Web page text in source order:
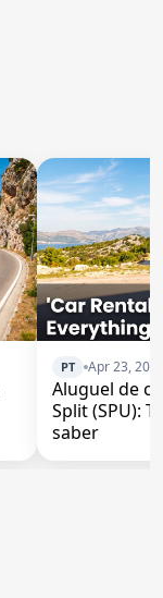
PT Apr 23,
Aluguel de
Split (SPU):
saber